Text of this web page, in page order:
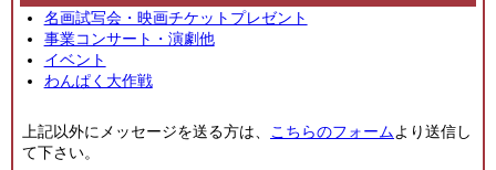
名画試写会・映画チケットプレゼント
事業コンサート・演劇他
イベント
わんぱく大作戦
上記以外にメッセージを送る方は、 こちらのフォームより送信し
て下さい。